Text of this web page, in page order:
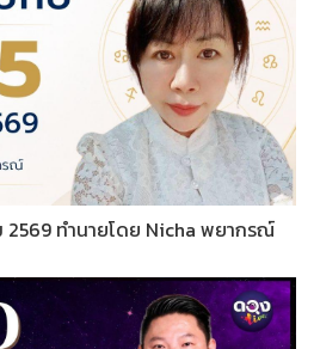
2569 ทำนายโดย Nicha พยากรณ์